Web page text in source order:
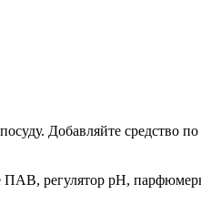
Добавляйте средство
регулятор рН,